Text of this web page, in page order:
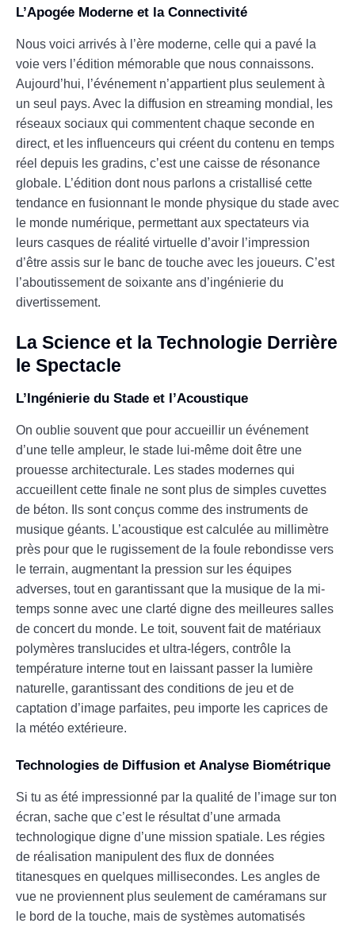
L’Apogée Moderne et la Connectivité
Nous voici arrivés à l’ère moderne, celle qui a pavé la
voie vers l’édition mémorable que nous connaissons.
Aujourd’hui, l’événement n’appartient plus seulement à
un seul pays. Avec la diffusion en streaming mondial, les
réseaux sociaux qui commentent chaque seconde en
direct, et les influenceurs qui créent du contenu en temps
réel depuis les gradins, c’est une caisse de résonance
globale. L’édition dont nous parlons a cristallisé cette
tendance en fusionnant le monde physique du stade avec
le monde numérique, permettant aux spectateurs via
leurs casques de réalité virtuelle d’avoir l’impression
d’être assis sur le banc de touche avec les joueurs. C’est
l’aboutissement de soixante ans d’ingénierie du
divertissement.
La Science et la Technologie Derrière
le Spectacle
L’Ingénierie du Stade et l’Acoustique
On oublie souvent que pour accueillir un événement
d’une telle ampleur, le stade lui-même doit être une
prouesse architecturale. Les stades modernes qui
accueillent cette finale ne sont plus de simples cuvettes
de béton. Ils sont conçus comme des instruments de
musique géants. L’acoustique est calculée au millimètre
près pour que le rugissement de la foule rebondisse vers
le terrain, augmentant la pression sur les équipes
adverses, tout en garantissant que la musique de la mi-
temps sonne avec une clarté digne des meilleures salles
de concert du monde. Le toit, souvent fait de matériaux
polymères translucides et ultra-légers, contrôle la
température interne tout en laissant passer la lumière
naturelle, garantissant des conditions de jeu et de
captation d’image parfaites, peu importe les caprices de
la météo extérieure.
Technologies de Diffusion et Analyse Biométrique
Si tu as été impressionné par la qualité de l’image sur ton
écran, sache que c’est le résultat d’une armada
technologique digne d’une mission spatiale. Les régies
de réalisation manipulent des flux de données
titanesques en quelques millisecondes. Les angles de
vue ne proviennent plus seulement de caméramans sur
le bord de la touche, mais de systèmes automatisés